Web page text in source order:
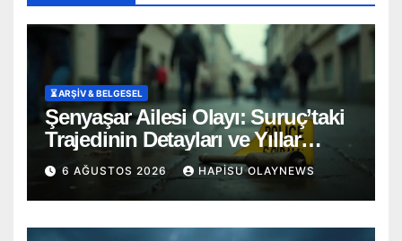
⏳ ARŞİV & BELGESEL
Şenyaşar Ailesi Olayı: Suruç’taki
Trajedinin Detayları ve Yıllar
Süren Adalet Mücadelesi
6 AĞUSTOS 2026 HAPISU OLAYNEWS